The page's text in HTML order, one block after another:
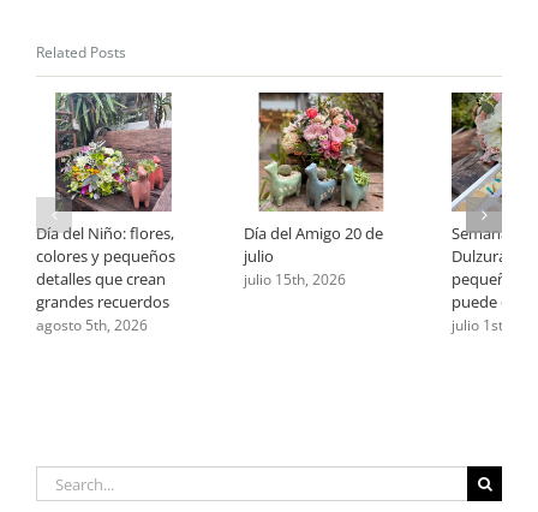
Related Posts
Día del Niño: flores,
colores y pequeños
detalles que crean
grandes recuerdos
agosto 5th, 2026
Día del Amigo 20 de
julio
julio 15th, 2026
Semana de
Dulzura:
pequeño
puede
julio 1st,
Search
for: